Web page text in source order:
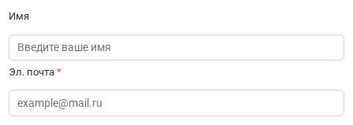
Имя
Эл. почта *